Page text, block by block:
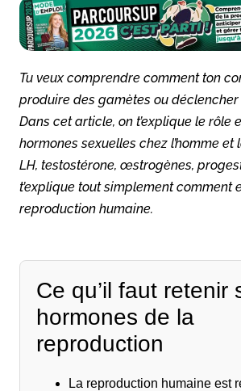
Tu veux comprendre comment ton
produire des gamètes ou déclencher
Dans cet article, on t’explique le rôle
hormones sexuelles chez l’homme et
LH, testostérone, œstrogènes,
t’explique tout simplement comment
reproduction humaine.
Ce qu’il faut retenir
hormones de la
reproduction
La reproduction humaine est